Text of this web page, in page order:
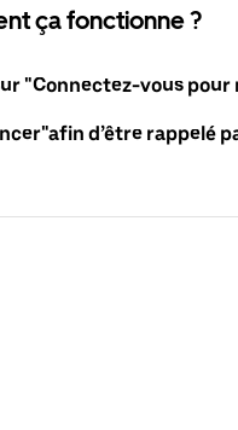
ça fonctionne ?
"Connectez-vous pour
d’être rappelé